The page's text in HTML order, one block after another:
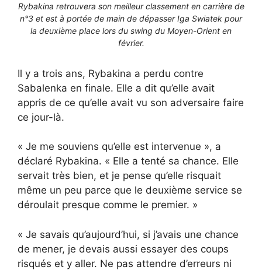
Rybakina retrouvera son meilleur classement en carrière de
n°3 et est à portée de main de dépasser Iga Swiatek pour
la deuxième place lors du swing du Moyen-Orient en
février.
Il y a trois ans, Rybakina a perdu contre
Sabalenka en finale. Elle a dit qu’elle avait
appris de ce qu’elle avait vu son adversaire faire
ce jour-là.
« Je me souviens qu’elle est intervenue », a
déclaré Rybakina. « Elle a tenté sa chance. Elle
servait très bien, et je pense qu’elle risquait
même un peu parce que le deuxième service se
déroulait presque comme le premier. »
« Je savais qu’aujourd’hui, si j’avais une chance
de mener, je devais aussi essayer des coups
risqués et y aller. Ne pas attendre d’erreurs ni